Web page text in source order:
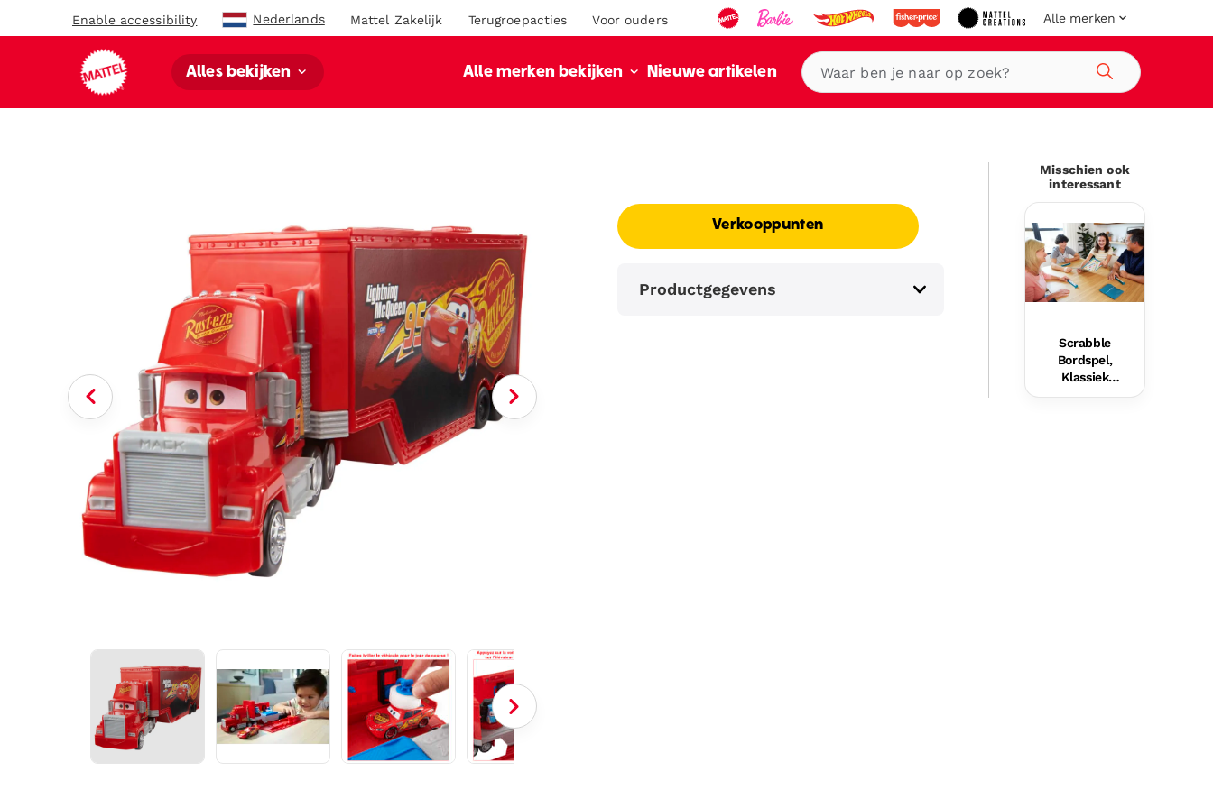
Enable accessibility Nederlands Mattel Zakelijk Terugroepacties Voor ouders Alle merken
Alles bekijken Alle merken bekijken Nieuwe artikelen
Zoeken
Verkooppunten
Productgegevens
Misschien ook
interessant
Scrabble
Bordspel,
Klassiek
Woordspel